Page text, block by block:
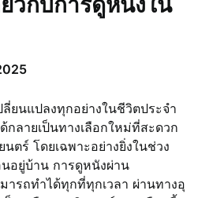
ลี่ยนแปลงทุกอย่างในชีวิตประจำ
กลายเป็นทางเลือกใหม่ที่สะดวก
ตร์ โดยเฉพาะอย่างยิ่งในช่วง
นอยู่บ้าน การดูหนังผ่าน
รถทำได้ทุกที่ทุกเวลา ผ่านทางอุ